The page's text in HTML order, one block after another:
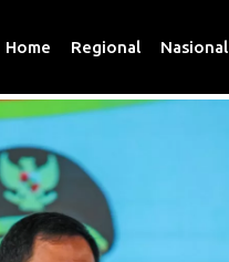
Home Regional Nasional